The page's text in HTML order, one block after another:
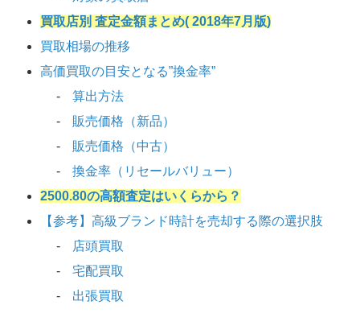
買取店別 査定金額まとめ( 2018年7月版)
買取相場の推移
高価買取の目安となる”換金率”
算出方法
販売価格（新品）
販売価格（中古）
換金率（リセールバリュー）
2500.80の高額査定はいくらから？
【参考】高級ブランド時計を売却する際の選択肢
店頭買取
宅配買取
出張買取